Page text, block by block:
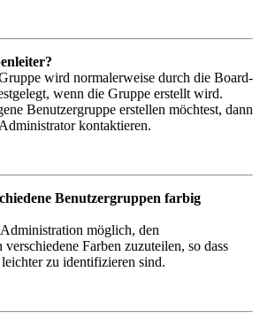
wird normalerweise durch die Board-
wenn die Gruppe erstellt wird.
Benutzergruppe erstellen möchtest, dann
kontaktieren.
Benutzergruppen farbig
möglich, den
Farben zuzuteilen, so dass
zu identifizieren sind.